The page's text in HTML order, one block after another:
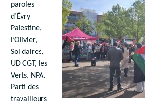
paroles
d’Évry
Palestine,
l’Olivier,
Solidaires,
UD CGT, les
Verts, NPA,
Parti des
travailleurs